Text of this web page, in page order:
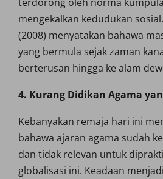
mengekalkan kedudukan
(2008) menyatakan bahawa
yang bermula sejak zaman
berterusan hingga ke alam
4. Kurang Didikan Agama
Kebanyakan remaja hari ini
bahawa ajaran agama sudah
dan tidak relevan untuk
globalisasi ini. Keadaan